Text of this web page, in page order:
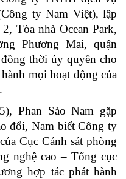
ty Nam Việt), lập
Tòa nhà Ocean Park,
Phương Mai, quận
thời ủy quyền cho
mọi hoạt động của
Phan Sào Nam gặp
đổi, Nam biết Công ty
Cục Cảnh sát phòng
nghệ cao – Tổng cục
hợp tác phát hành